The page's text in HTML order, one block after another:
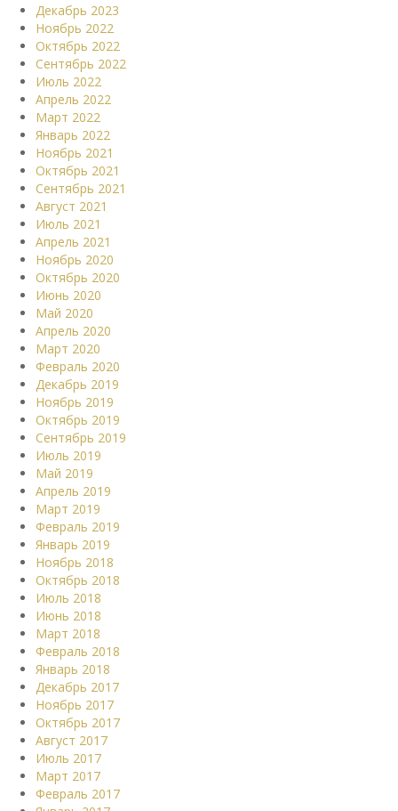
Декабрь 2023
Ноябрь 2022
Октябрь 2022
Сентябрь 2022
Июль 2022
Апрель 2022
Март 2022
Январь 2022
Ноябрь 2021
Октябрь 2021
Сентябрь 2021
Август 2021
Июль 2021
Апрель 2021
Ноябрь 2020
Октябрь 2020
Июнь 2020
Май 2020
Апрель 2020
Март 2020
Февраль 2020
Декабрь 2019
Ноябрь 2019
Октябрь 2019
Сентябрь 2019
Июль 2019
Май 2019
Апрель 2019
Март 2019
Февраль 2019
Январь 2019
Ноябрь 2018
Октябрь 2018
Июль 2018
Июнь 2018
Март 2018
Февраль 2018
Январь 2018
Декабрь 2017
Ноябрь 2017
Октябрь 2017
Август 2017
Июль 2017
Март 2017
Февраль 2017